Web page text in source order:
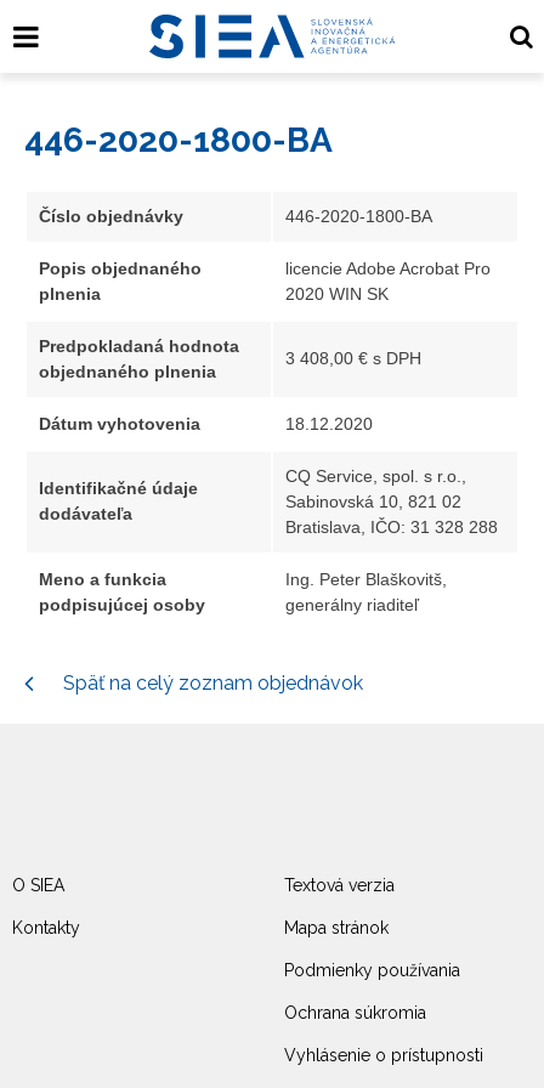
446-2020-1800-BA
Číslo objednávky 446-2020-1800-BA
Popis objednaného
plnenia
licencie Adobe Acrobat Pro
2020 WIN SK
Predpokladaná hodnota
objednaného plnenia
3 408,00 € s DPH
Dátum vyhotovenia 18.12.2020
Identifikačné údaje
dodávateľa
CQ Service, spol. s r.o.,
Sabinovská 10, 821 02
Bratislava, IČO: 31 328 288
Meno a funkcia
podpisujúcej osoby
Ing. Peter Blaškovitš,
generálny riaditeľ
Späť na celý zoznam objednávok
O SIEA
Kontakty
Textová verzia
Mapa stránok
Podmienky používania
Ochrana súkromia
Vyhlásenie o prístupnosti